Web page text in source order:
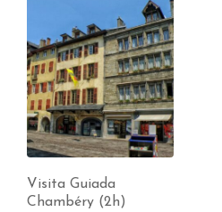
Visita Guiada
Chambéry (2h)